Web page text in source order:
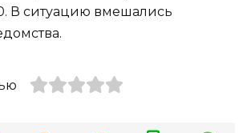
В ситуацию вмешались